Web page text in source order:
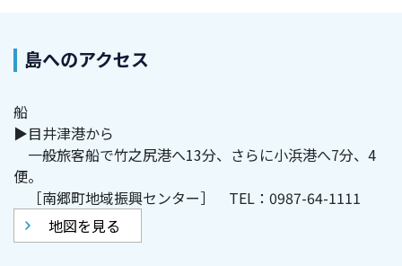
島へのアクセス
船
▶目井津港から
一般旅客船で竹之尻港へ13分、さらに小浜港へ7分、4
便。
［南郷町地域振興センター］ TEL：0987-64-1111
地図を見る